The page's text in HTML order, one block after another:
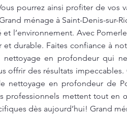
pourrez ainsi profiter de vos
ménage à Saint-Denis-sur-
et l’environnement. Avec
durable. Faites confiance à
nettoyage en profondeur qui
offrir des résultats
nettoyage en profondeur de
professionnels mettent tout
dès aujourd’hui! Grand